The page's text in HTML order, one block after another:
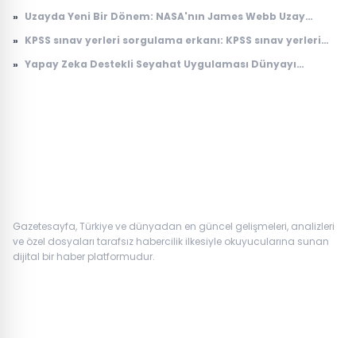
listesi duyuruldu
» Uzayda Yeni Bir Dönem: NASA'nın James Webb Uzay
» KPSS sınav yerleri sorgulama erkanı: KPSS sınav yerleri
» Yapay Zeka Destekli Seyahat Uygulaması Dünyayı
Gazetesayfa, Türkiye ve dünyadan en güncel gelişmeleri, analizleri
ve özel dosyaları tarafsız habercilik ilkesiyle okuyucularına sunan
dijital bir haber platformudur.